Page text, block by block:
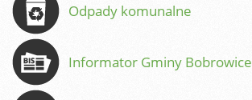
Odpady komunalne
Informator Gminy Bobrowice